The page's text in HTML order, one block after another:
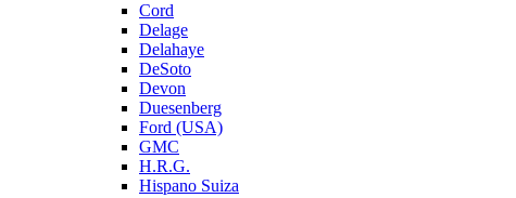
Cord
Delage
Delahaye
DeSoto
Devon
Duesenberg
Ford (USA)
GMC
H.R.G.
Hispano Suiza